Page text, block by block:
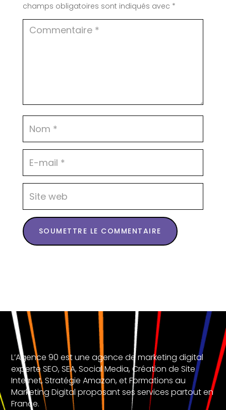
champs obligatoires sont indiqués avec *
SOUMETTRE LE COMMENTAIRE
L’Agence 90 est une agence de marketing digital
experte SEO, SEA, Social Media, Création de Site
Internet, Stratégie Amazon, et Formations au
Marketing Digital proposant ses services partout en
France.